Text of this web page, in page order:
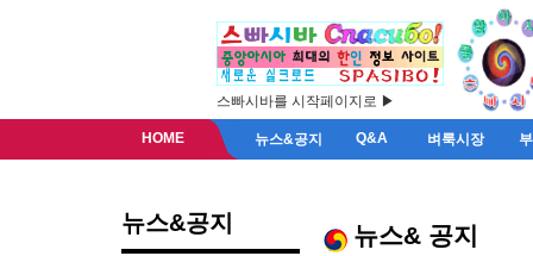
스빠시바를 시작페이지로 ▶
HOME 뉴스&공지 Q&A 벼룩시장
뉴스&공지 뉴스& 공지